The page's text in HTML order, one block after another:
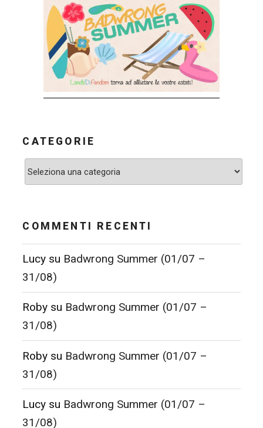
CATEGORIE
Categorie
COMMENTI RECENTI
Lucy su Badwrong Summer (01/07 –
31/08)
Roby su Badwrong Summer (01/07 –
31/08)
Roby su Badwrong Summer (01/07 –
31/08)
Lucy su Badwrong Summer (01/07 –
31/08)